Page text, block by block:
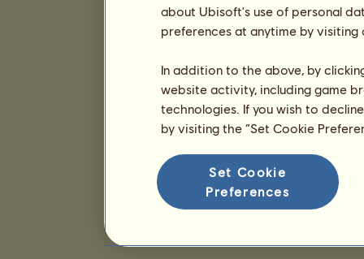
about Ubisoft's use of personal
preferences at anytime by
In addition to the above, by
website activity, including game
technologies. If you wish to
by visiting the “Set Cookie
Set Cookie
Preferences